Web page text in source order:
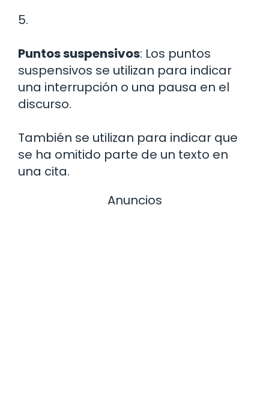
5.
Puntos suspensivos: Los puntos
suspensivos se utilizan para indicar
una interrupción o una pausa en el
discurso.
También se utilizan para indicar que
se ha omitido parte de un texto en
una cita.
Anuncios